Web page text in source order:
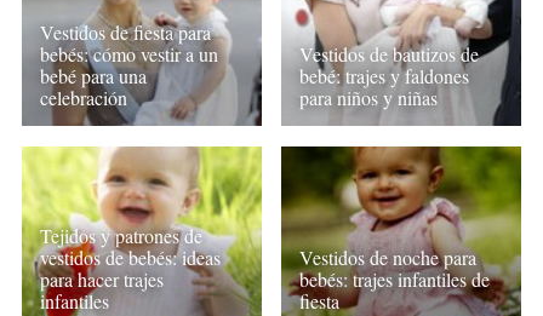
Vestidos de fiesta para
bebés: cómo vestir a un
bebé para una
celebración
Vestidos de bautizos de
bebé: trajes y faldones
para niños y niñas
Tejidos y patrones de
vestidos de bebés: ideas
para hacer trajes
infantiles
Vestidos de noche para
bebés: trajes infantiles de
fiesta